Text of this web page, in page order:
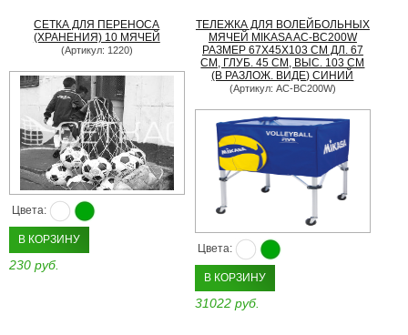
СЕТКА ДЛЯ ПЕРЕНОСА
(ХРАНЕНИЯ) 10 МЯЧЕЙ
(Артикул: 1220)
Цвета:
В КОРЗИНУ
230 руб.
ТЕЛЕЖКА ДЛЯ ВОЛЕЙБОЛЬНЫХ
МЯЧЕЙ MIKASA AC-BC200W
РАЗМЕР 67Х45Х103 СМ ДЛ. 67
СМ, ГЛУБ. 45 СМ, ВЫС. 103 СМ
(В РАЗЛОЖ. ВИДЕ) СИНИЙ
(Артикул: AC-BC200W)
Цвета:
В КОРЗИНУ
31022 руб.